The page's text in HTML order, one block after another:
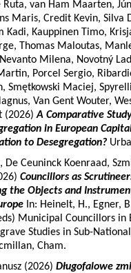
Ruta, van Ham Maarten,
Maris, Credit Kevin, Silva
Kadi, Kauppinen Timo,
Thomas Maloutas,
Milena, Novotný
Porcel Sergio,
Smętkowski Maciej,
Van Gent Wouter,
(2026)A Comparative
in European
to Desegregation?
De Ceuninck Koenraad,
Councillors as
the Objects and
In: Heinelt, H., Egner,
Municipal Councillors in
Studies in Sub-
Cham.
(2026) Długofalowe